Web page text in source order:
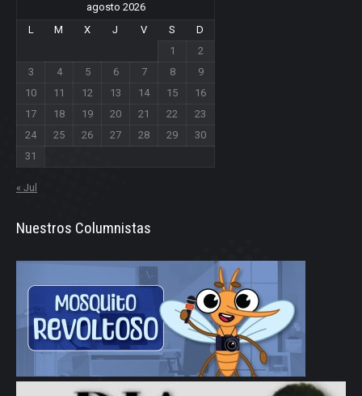
agosto 2026
L
M X J V S
D
1
2
3
4 5 6 7 8
9
10
11 12 13 14 15
16
17
18 19 20 21 22
23
24
25 26 27 28 29
30
31
« Jul
Nuestros Columnistas